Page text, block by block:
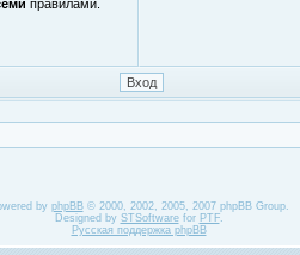
правилами.
by phpBB© 2000, 2002, 2005, 2007 phpBB Group.
Designed by STSoftwarefor PTF.
Русская поддержка phpBB